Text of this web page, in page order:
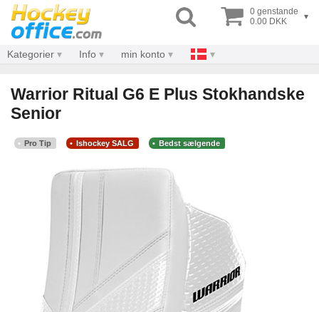
0 genstande
0.00 DKK
▾
Kategorier Info min konto
Warrior Ritual G6 E Plus Stokhandske
Senior
Pro Tip Ishockey SALG Bedst sælgende